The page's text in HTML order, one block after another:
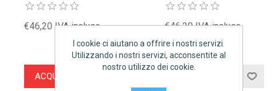
€46,20 IVA inclusa
ACQUISTA
€46,20 IVA inclusa
I cookie ci aiutano a offrire i nostri servizi.
Utilizzando i nostri servizi, acconsentite al
nostro utilizzo dei cookie.